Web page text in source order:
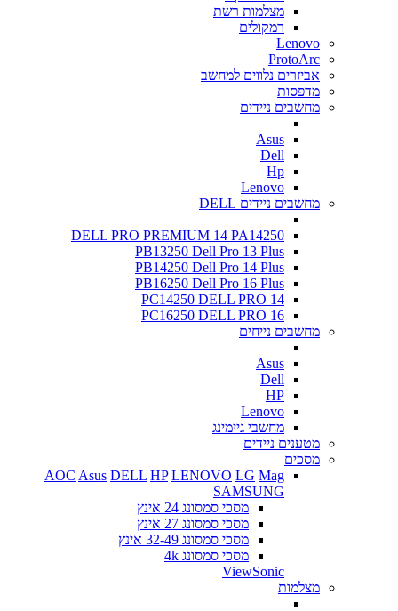
מצלמות רשת
רמקולים
Lenovo
ProtoArc
אביזרים נלווים למחשב
מדפסות
מחשבים ניידים
Asus
Dell
Hp
Lenovo
מחשבים ניידים DELL
DELL PRO PREMIUM 14 PA14250
PB13250 Dell Pro 13 Plus
PB14250 Dell Pro 14 Plus
PB16250 Dell Pro 16 Plus
PC14250 DELL PRO 14
PC16250 DELL PRO 16
מחשבים נייחים
Asus
Dell
HP
Lenovo
מחשבי גיימינג
מטענים ניידים
מסכים
AOC Asus DELL HP LENOVO LG Mag
SAMSUNG
מסכי סמסונג 24 אינץ
מסכי סמסונג 27 אינץ
מסכי סמסונג 32-49 אינץ
מסכי סמסונג 4k
ViewSonic
מצלמות